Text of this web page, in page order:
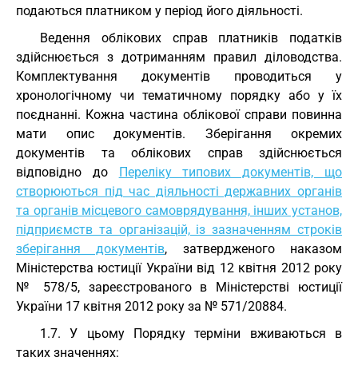
подаються платником у період його діяльності.
Ведення облікових справ платників податків
здійснюється з дотриманням правил діловодства.
Комплектування документів проводиться у
хронологічному чи тематичному порядку або у їх
поєднанні. Кожна частина облікової справи повинна
мати опис документів. Зберігання окремих
документів та облікових справ здійснюється
відповідно до Переліку типових документів, що
створюються під час діяльності державних органів
та органів місцевого самоврядування, інших установ,
підприємств та організацій, із зазначенням строків
зберігання документів, затвердженого наказом
Міністерства юстиції України від 12 квітня 2012 року
№ 578/5, зареєстрованого в Міністерстві юстиції
України 17 квітня 2012 року за № 571/20884.
1.7. У цьому Порядку терміни вживаються в
таких значеннях: